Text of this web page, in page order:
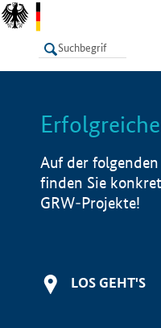
LISTE
Auf der
finden Sie
GRW-Projekte!
LOS GEHT'S